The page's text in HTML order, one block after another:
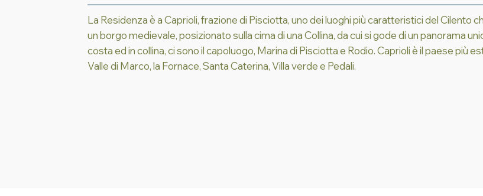
La Residenza è a Caprioli, frazione di Pisciotta, uno dei luoghi più caratteristici del Cilento
un borgo medievale, posizionato sulla cima di una Collina, da cui si gode di un panorama
costa ed in collina, ci sono il capoluogo, Marina di Pisciotta e Rodio. Caprioli è il paese più
Valle di Marco, la Fornace, Santa Caterina, Villa verde e Pedali.